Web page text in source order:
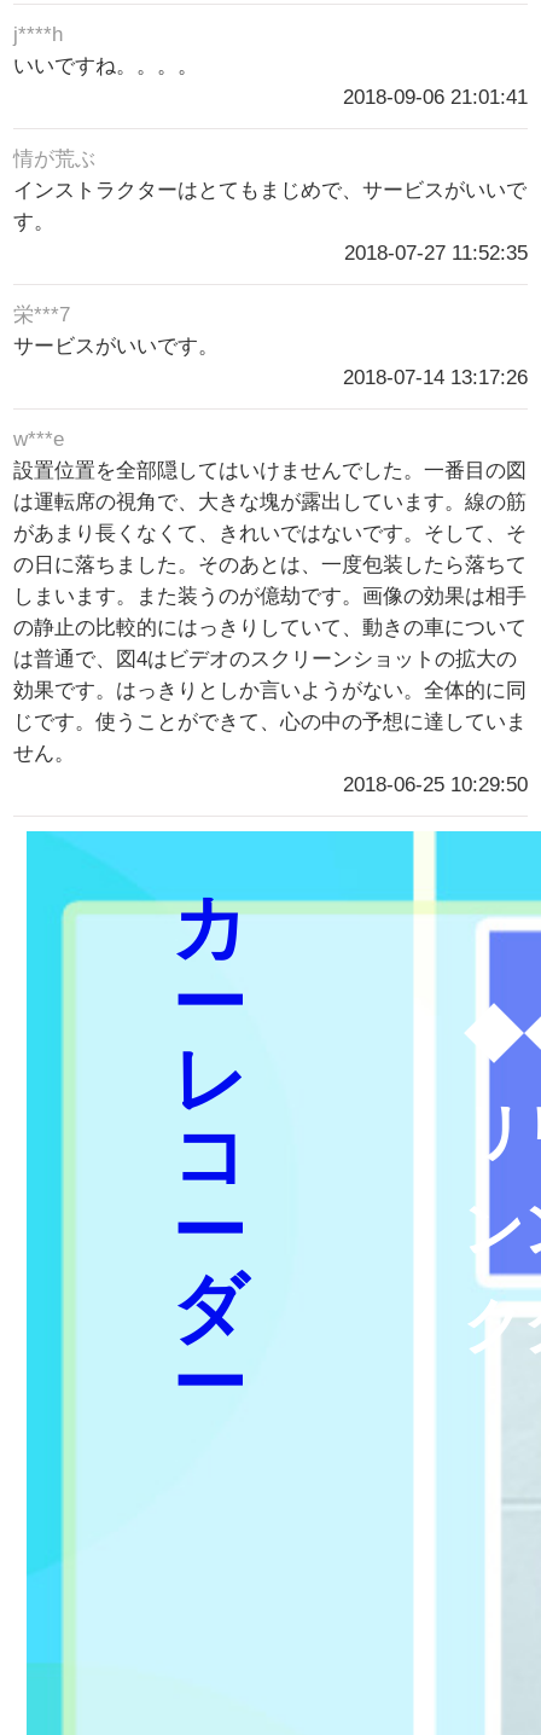
j****h
いいですね。。。。
2018-09-06 21:01:41
情が荒ぶ
インストラクターはとてもまじめで、サービスがいいで
す。
2018-07-27 11:52:35
栄***7
サービスがいいです。
2018-07-14 13:17:26
w***e
設置位置を全部隠してはいけませんでした。一番目の図
は運転席の視角で、大きな塊が露出しています。線の筋
があまり長くなくて、きれいではないです。そして、そ
の日に落ちました。そのあとは、一度包装したら落ちて
しまいます。また装うのが億劫です。画像の効果は相手
の静止の比較的にはっきりしていて、動きの車について
は普通で、図4はビデオのスクリーンショットの拡大の
効果です。はっきりとしか言いようがない。全体的に同
じです。使うことができて、心の中の予想に達していま
せん。
2018-06-25 10:29:50
カ
ー
レ
コ
ー
ダ
ー
◆
リ
ン
ク